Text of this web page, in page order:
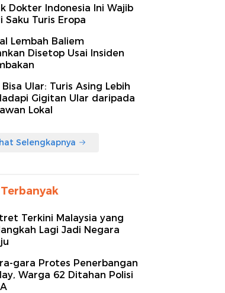
Dokter Indonesia Ini Wajib
Saku Turis Eropa
Lembah Baliem
Disetop Usai Insiden
Ular: Turis Asing Lebih
Gigitan Ular daripada
Lokal
Selengkapnya
Terkini Malaysia yang
Lagi Jadi Negara
gara Protes Penerbangan
Warga 62 Ditahan Polisi